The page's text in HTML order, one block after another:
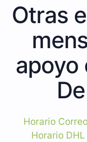
Otras
apoyo
Horario
Horario